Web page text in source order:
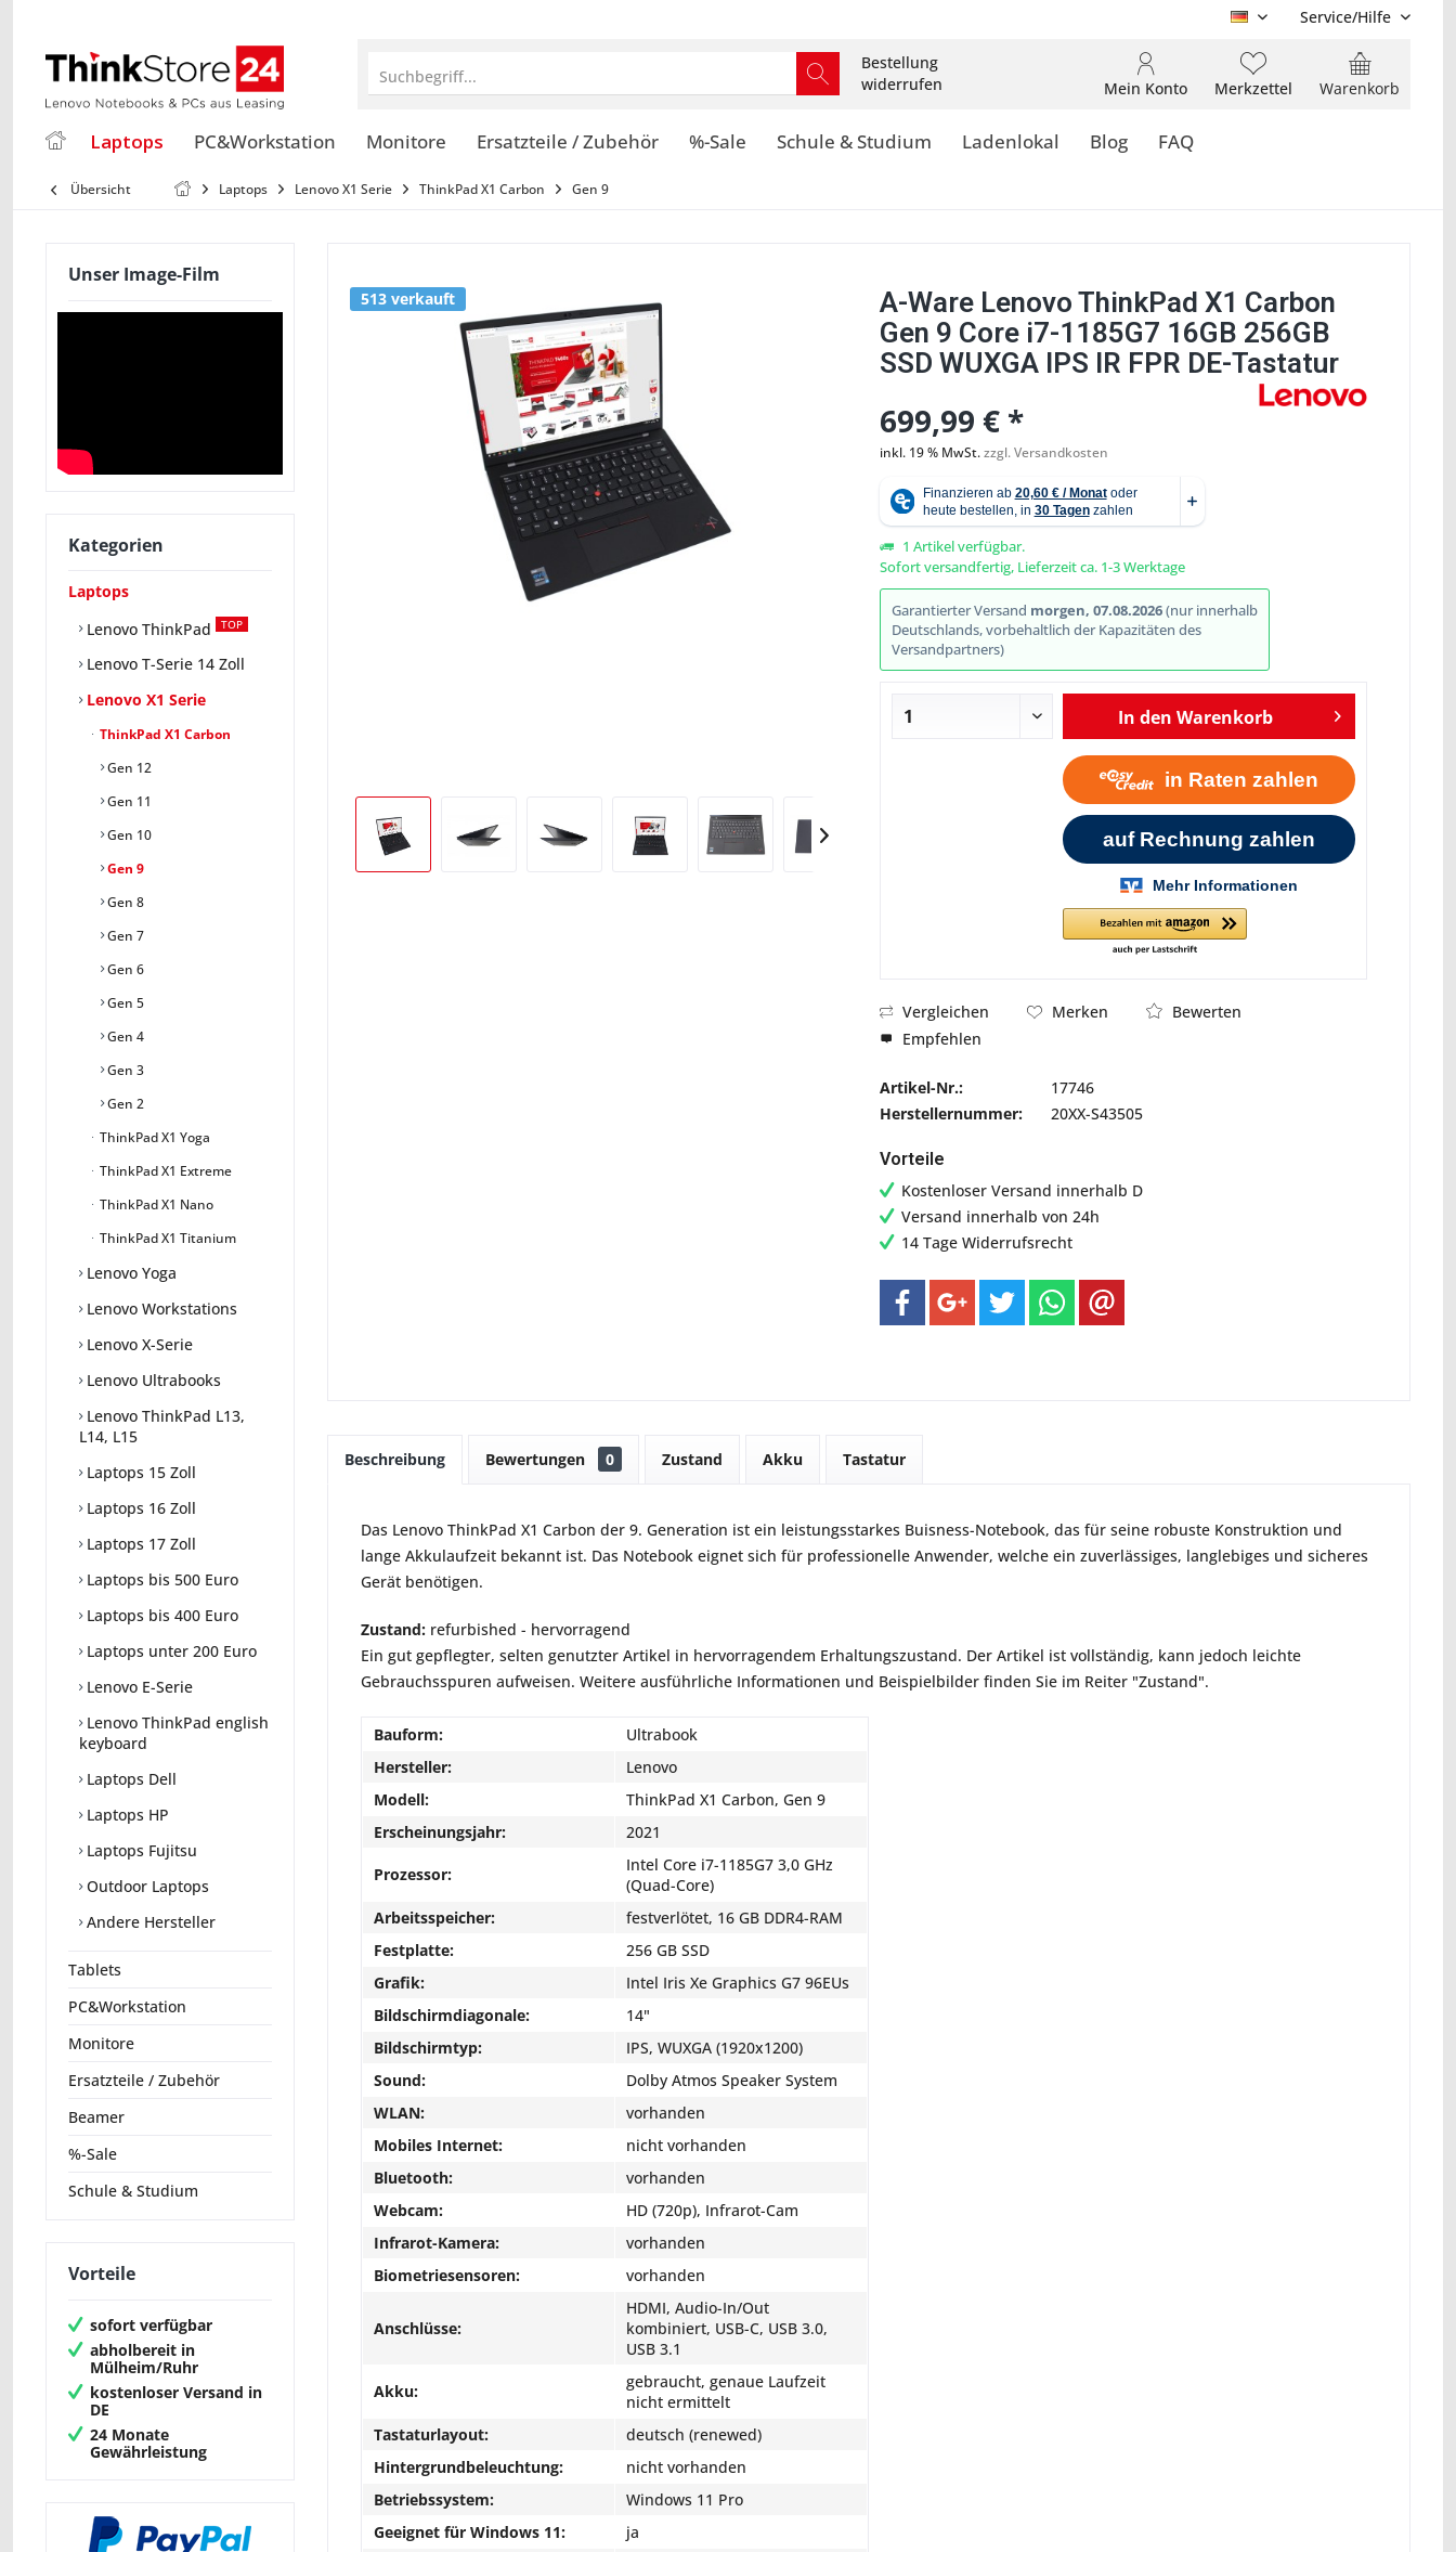
DE Service/Hilfe
Suchbegriff...
Bestellung
widerrufen
Warenkorb
Merkzettel
Mein Konto
Laptops PC&Workstation Monitore Ersatzteile / Zubehör %-Sale Schule & Studium Ladenlokal Blog FAQ
Übersicht Laptops Lenovo X1 Serie ThinkPad X1 Carbon Gen 9
Unser Image-Film
Kategorien
Laptops
Lenovo ThinkPad
TOP
Lenovo T-Serie 14 Zoll
Lenovo X1 Serie
ThinkPad X1 Carbon
Gen 12
Gen 11
Gen 10
Gen 9
Gen 8
Gen 7
Gen 6
Gen 5
Gen 4
Gen 3
Gen 2
ThinkPad X1 Yoga
ThinkPad X1 Extreme
ThinkPad X1 Nano
ThinkPad X1 Titanium
Lenovo Yoga
Lenovo Workstations
Lenovo X-Serie
Lenovo Ultrabooks
Lenovo ThinkPad L13,
L14, L15
Laptops 15 Zoll
Laptops 16 Zoll
Laptops 17 Zoll
Laptops bis 500 Euro
Laptops bis 400 Euro
Laptops unter 200 Euro
Lenovo E-Serie
Lenovo ThinkPad english
keyboard
Laptops Dell
Laptops HP
Laptops Fujitsu
Outdoor Laptops
Andere Hersteller
Tablets
PC&Workstation
Monitore
Ersatzteile / Zubehör
Beamer
%-Sale
Schule & Studium
Vorteile
sofort verfügbar
abholbereit in
Mülheim/Ruhr
kostenloser Versand in
DE
24 Monate
Gewährleistung
513 verkauft
Abbildung ähnlich
A-Ware Lenovo ThinkPad X1 Carbon
Gen 9 Core i7-1185G7 16GB 256GB
SSD WUXGA IPS IR FPR DE-Tastatur
699,99 € *
inkl. 19 % MwSt.zzgl. Versandkosten
1 Artikel verfügbar.
Sofort versandfertig, Lieferzeit ca. 1-3 Werktage
Garantierter Versand morgen, 07.08.2026(nur innerhalb
Deutschlands, vorbehaltlich der Kapazitäten des
Versandpartners)
In den Warenkorb
Vergleichen Merken
Bewerten
Empfehlen
Artikel-Nr.:
17746
Herstellernummer:
20XX-S43505
Vorteile
Kostenloser Versand innerhalb D
Versand innerhalb von 24h
14 Tage Widerrufsrecht
Beschreibung Bewertungen 0 Zustand Akku Tastatur
Das Lenovo ThinkPad X1 Carbon der 9. Generation ist ein leistungsstarkes Buisness-Notebook, das für seine robuste Konstruktion und
lange Akkulaufzeit bekannt ist. Das Notebook eignet sich für professionelle Anwender, welche ein zuverlässiges, langlebiges und sicheres
Gerät benötigen.
Zustand: refurbished - hervorragend
Ein gut gepflegter, selten genutzter Artikel in hervorragendem Erhaltungszustand. Der Artikel ist vollständig, kann jedoch leichte
Gebrauchsspuren aufweisen. Weitere ausführliche Informationen und Beispielbilder finden Sie im Reiter "Zustand".
Bauform:
Ultrabook
Hersteller:
Lenovo
Modell:
ThinkPad X1 Carbon, Gen 9
Erscheinungsjahr:
2021
Prozessor:
Intel Core i7-1185G7 3,0 GHz
(Quad-Core)
Arbeitsspeicher:
festverlötet, 16 GB DDR4-RAM
Festplatte:
256 GB SSD
Grafik:
Intel Iris Xe Graphics G7 96EUs
Bildschirmdiagonale:
14"
Bildschirmtyp:
IPS, WUXGA (1920x1200)
Sound:
Dolby Atmos Speaker System
WLAN:
vorhanden
Mobiles Internet:
nicht vorhanden
Bluetooth:
vorhanden
Webcam:
HD (720p), Infrarot-Cam
Infrarot-Kamera:
vorhanden
Biometriesensoren:
vorhanden
Anschlüsse:
HDMI, Audio-In/Out
kombiniert, USB-C, USB 3.0,
USB 3.1
Akku:
gebraucht, genaue Laufzeit
nicht ermittelt
Tastaturlayout:
deutsch (renewed)
Hintergrundbeleuchtung:
nicht vorhanden
Betriebssystem:
Windows 11 Pro
Geeignet für Windows 11:
ja